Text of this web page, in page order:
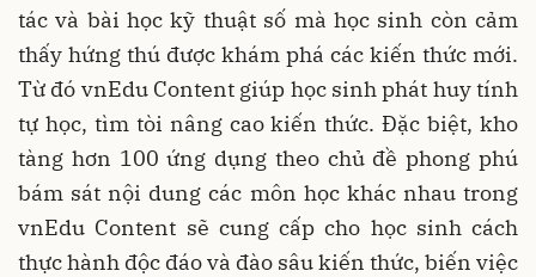
tác và bài học kỹ thuật số mà học sinh còn cảm
thấy hứng thú được khám phá các kiến thức mới.
Từ đó vnEdu Content giúp học sinh phát huy tính
tự học, tìm tòi nâng cao kiến thức. Đặc biệt, kho
tàng hơn 100 ứng dụng theo chủ đề phong phú
bám sát nội dung các môn học khác nhau trong
vnEdu Content sẽ cung cấp cho học sinh cách
thực hành độc đáo và đào sâu kiến thức, biến việc